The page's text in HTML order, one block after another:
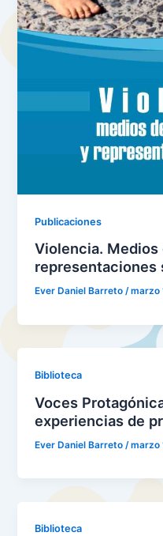
Publicaciones
Violencia.
representaciones
Ever Daniel Barreto/marzo
Biblioteca
Voces
experiencias de
Ever Daniel Barreto /marzo
Biblioteca